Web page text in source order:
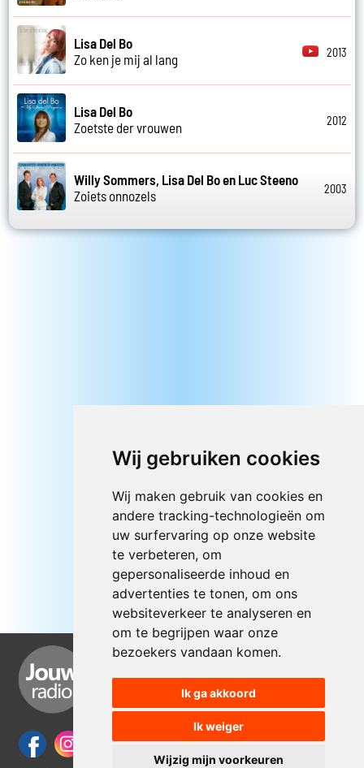
Wij gebruiken cookies
Wij maken gebruik van cookies en
andere tracking-technologieën om
uw surfervaring op onze website
te verbeteren, om
gepersonaliseerde inhoud en
advertenties te tonen, om ons
websiteverkeer te analyseren en
om te begrijpen waar onze
bezoekers vandaan komen.
Ik ga akkoord
Ik weiger
Wijzig mijn voorkeuren
Lisa Del Bo
Zo ken je mij al lang
2013
Lisa Del Bo
Zoetste der vrouwen
2012
Willy Sommers, Lisa Del Bo en Luc Steeno
Zoiets onnozels
2003